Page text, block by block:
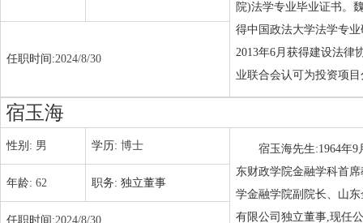
院)法学专业毕业证书。
得中国政法大学法学专
2013年6月获得建设法律
业联合会认可为投资项
任职时间:2024/8/30
宿玉海
性别: 男 学历: 博士
宿玉海先生:1964年
东财政学院金融学科首
学金融学院副院长、山
有限公司独立董事,现任
年龄: 62 职务: 独立董事
任职时间:2024/8/30